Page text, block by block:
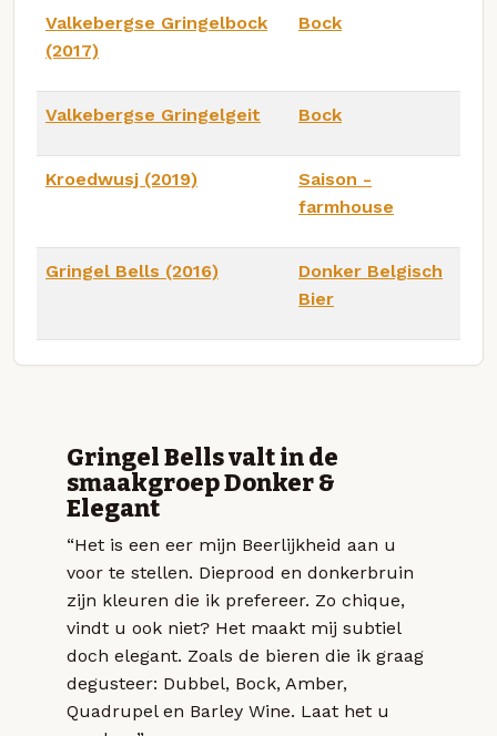
Valkebergse Gringelbock
(2017)
Bock
Valkebergse Gringelgeit Bock
Kroedwusj (2019)
Saison -
farmhouse
Gringel Bells (2016)
Donker Belgisch
Bier
Gringel Bells valt in de
smaakgroep Donker &
Elegant
“Het is een eer mijn Beerlijkheid aan u
voor te stellen. Dieprood en donkerbruin
zijn kleuren die ik prefereer. Zo chique,
vindt u ook niet? Het maakt mij subtiel
doch elegant. Zoals de bieren die ik graag
degusteer: Dubbel, Bock, Amber,
Quadrupel en Barley Wine. Laat het u